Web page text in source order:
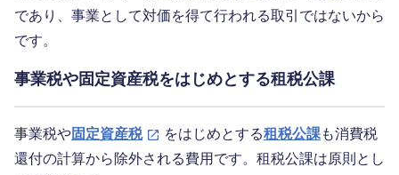
であり、事業として対価を得て行われる取引ではないから
です。
事業税や固定資産税をはじめとする租税公課
事業税や固定資産税 をはじめとする租税公課も消費税
還付の計算から除外される費用です。租税公課は原則とし